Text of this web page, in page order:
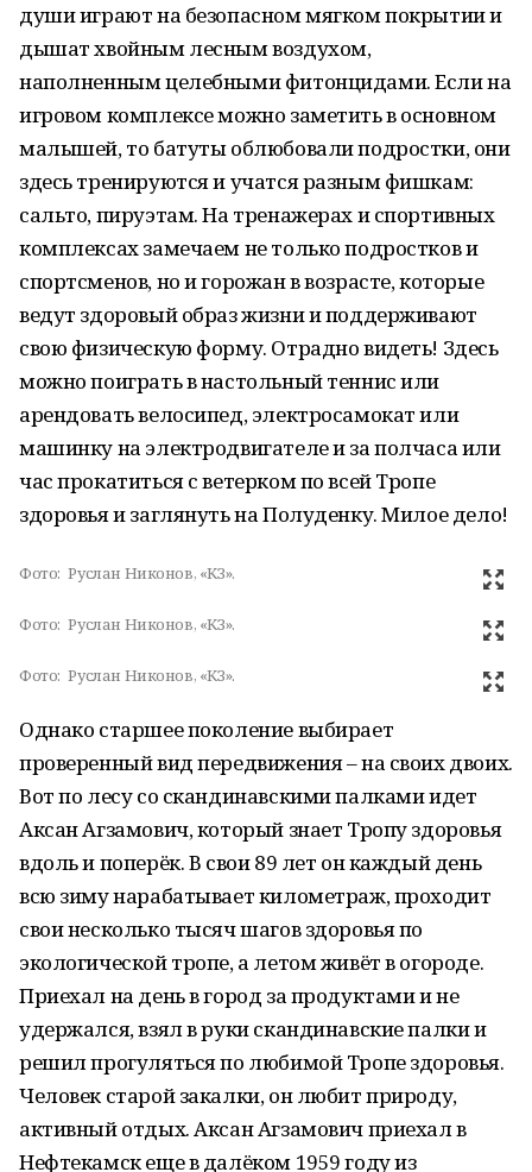
души играют на безопасном мягком покрытии и
дышат хвойным лесным воздухом,
наполненным целебными фитонцидами. Если на
игровом комплексе можно заметить в основном
малышей, то батуты облюбовали подростки, они
здесь тренируются и учатся разным фишкам:
сальто, пируэтам. На тренажерах и спортивных
комплексах замечаем не только подростков и
спортсменов, но и горожан в возрасте, которые
ведут здоровый образ жизни и поддерживают
свою физическую форму. Отрадно видеть! Здесь
можно поиграть в настольный теннис или
арендовать велосипед, электросамокат или
машинку на электродвигателе и за полчаса или
час прокатиться с ветерком по всей Тропе
здоровья и заглянуть на Полуденку. Милое дело!
Фото: Руслан Никонов, «КЗ».
Фото: Руслан Никонов, «КЗ».
Фото: Руслан Никонов, «КЗ».
Однако старшее поколение выбирает
проверенный вид передвижения – на своих двоих.
Вот по лесу со скандинавскими палками идет
Аксан Агзамович, который знает Тропу здоровья
вдоль и поперёк. В свои 89 лет он каждый день
всю зиму нарабатывает километраж, проходит
свои несколько тысяч шагов здоровья по
экологической тропе, а летом живёт в огороде.
Приехал на день в город за продуктами и не
удержался, взял в руки скандинавские палки и
решил прогуляться по любимой Тропе здоровья.
Человек старой закалки, он любит природу,
активный отдых. Аксан Агзамович приехал в
Нефтекамск еще в далёком 1959 году из